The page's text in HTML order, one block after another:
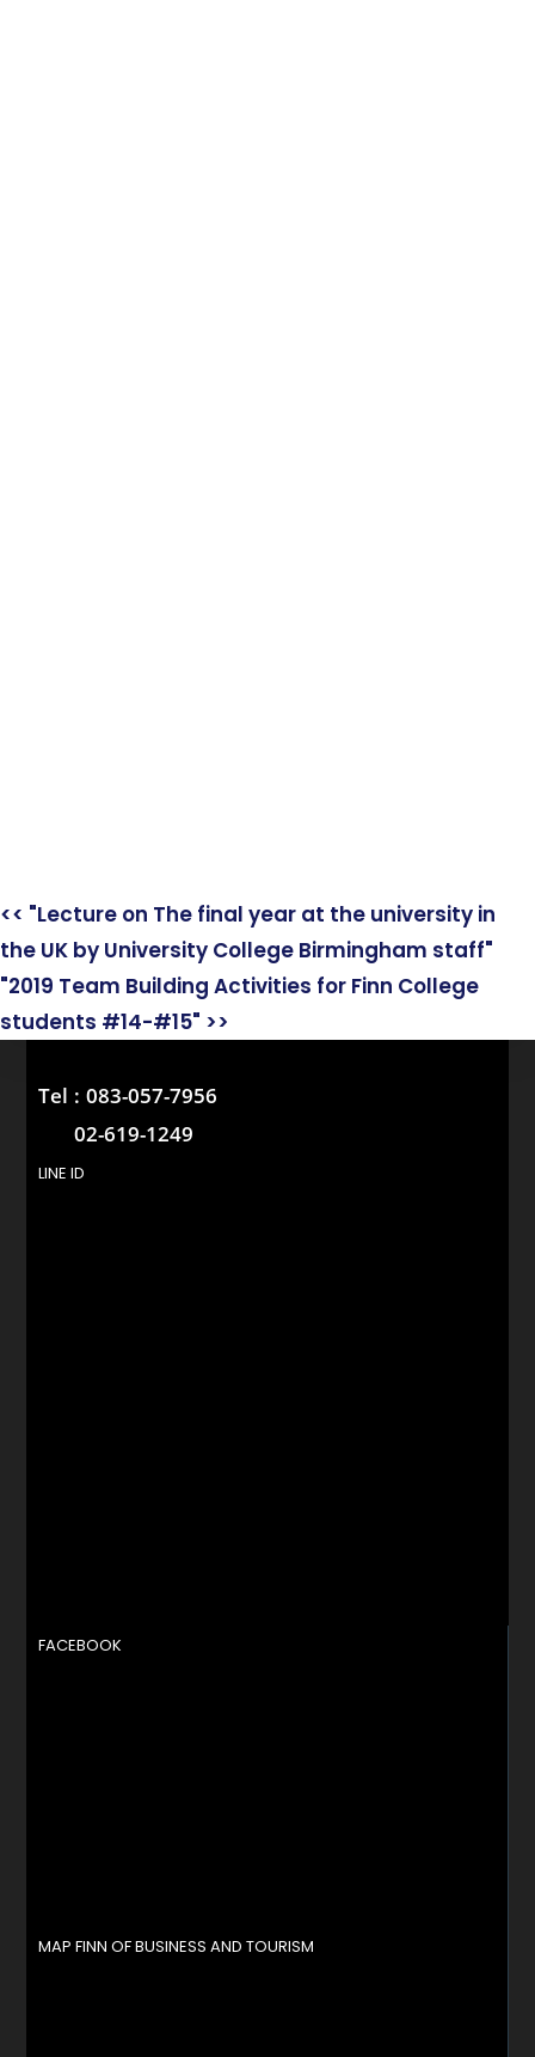
<< "Lecture on The final year at the university in
the UK by University College Birmingham staff"
"2019 Team Building Activities for Finn College
students #14-#15" >>
Tel :083-057-7956
02-619-1249
LINE ID
FACEBOOK
MAP FINN OF BUSINESS AND TOURISM